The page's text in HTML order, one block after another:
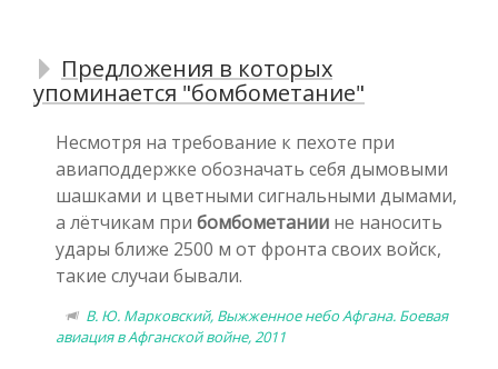
Предложения в которых
упоминается "бомбометание"
Несмотря на требование к пехоте при
авиаподдержке обозначать себя дымовыми
шашками и цветными сигнальными дымами,
а лётчикам при бомбометании не наносить
удары ближе 2500 м от фронта своих войск,
такие случаи бывали.
В. Ю. Марковский, Выжженное небо Афгана. Боевая
авиация в Афганской войне, 2011